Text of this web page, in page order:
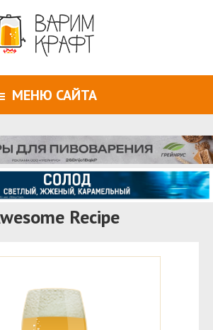
МЕНЮ САЙТА
Recipe